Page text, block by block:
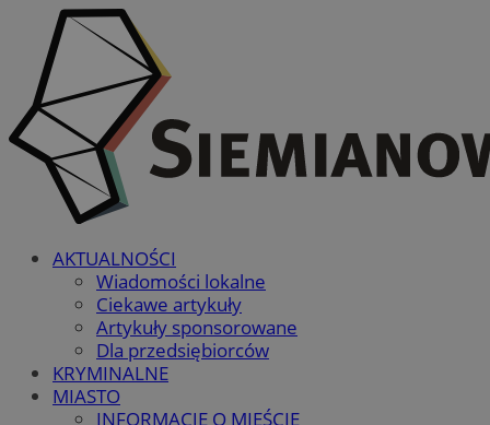
AKTUALNOŚCI
Wiadomości lokalne
Ciekawe artykuły
Artykuły sponsorowane
Dla przedsiębiorców
KRYMINALNE
MIASTO
INFORMACJE O MIEŚCIE